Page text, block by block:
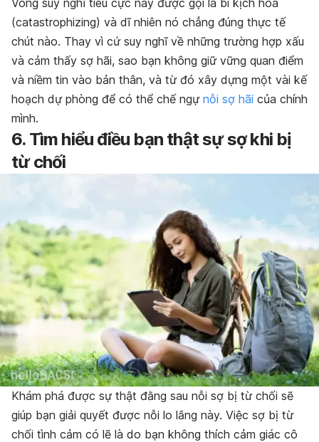
(catastrophizing) và dĩ nhiên nó chẳng đúng thực tế
chút nào. Thay vì cứ suy nghĩ về những trường hợp xấu
và cảm thấy sợ hãi, sao bạn không giữ vững quan điểm
và niềm tin vào bản thân, và từ đó xây dựng một vài kế
hoạch dự phòng để có thể chế ngự nỗi sợ hãi của chính
mình.
6. Tìm hiểu điều bạn thật sự sợ khi bị
từ chối
Khám phá được sự thật đằng sau nỗi sợ bị từ chối sẽ
giúp bạn giải quyết được nỗi lo lắng này. Việc sợ bị từ
chối tình cảm có lẽ là do bạn không thích cảm giác cô